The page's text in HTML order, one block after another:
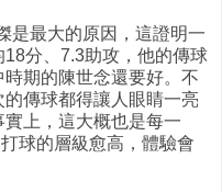
是最大的原因，這證明一
分、7.3助攻，他的傳球
期的陳世念還要好。不
傳球都得讓人眼睛一亮
上，這大概也是每一
球的層級愈高，體驗會